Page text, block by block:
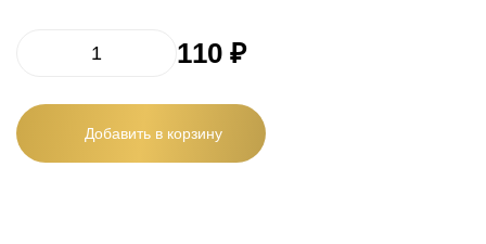
110 ₽
Добавить в корзину